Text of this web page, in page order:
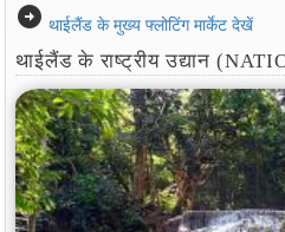
arrow_circle_right थाईलैंड के मुख्य फ्लोटिंग मार्केट देखें
थाईलैंड के राष्ट्रीय उद्यान